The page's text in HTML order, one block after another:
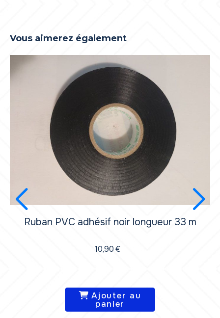
Vous aimerez également
Ruban PVC adhésif noir longueur 33 m
10,90€
Ajouter au
panier